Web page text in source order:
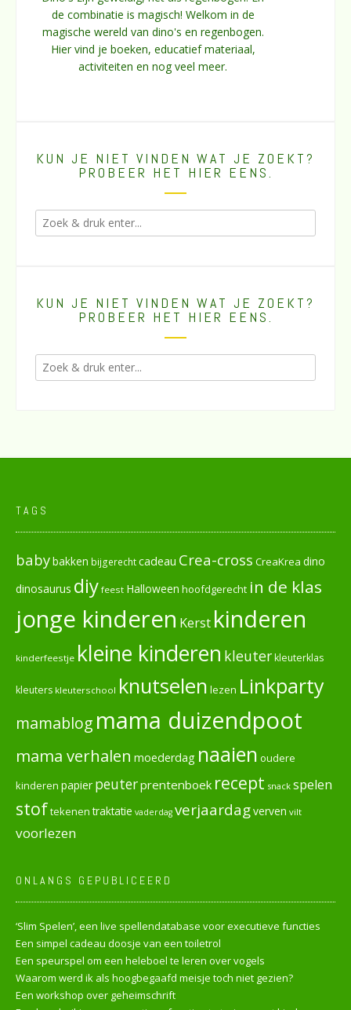
de combinatie is magisch! Welkom in de
magische wereld van dino's en regenbogen.
Hier vind je boeken, educatief materiaal,
activiteiten en nog veel meer.
KUN JE NIET VINDEN WAT JE ZOEKT?
PROBEER HET HIER EENS.
KUN JE NIET VINDEN WAT JE ZOEKT?
PROBEER HET HIER EENS.
TAGS
babybakken bijgerechtcadeau Crea-cross CreaKrea dino
dinosaurus diy feest Halloween hoofdgerecht in de klas
jonge kinderen Kerst kinderen
kinderfeestje kleine kinderen kleuterkleuterklas
kleuters kleuterschool knutselen lezen Linkparty
mamablog mama duizendpoot
mama verhalen moederdag naaien oudere
kinderen papier peuterprentenboek recept snack spelen
stoftekenen traktatie vaderdag verjaardagverven vilt
voorlezen
ONLANGS GEPUBLICEERD
‘Slim Spelen’, een live spellendatabase voor executieve functies
Een simpel cadeau doosje van een toiletrol
Een speurspel om een heleboel te leren over vogels
Waarom werd ik als hoogbegaafd meisje toch niet gezien?
Een workshop over geheimschrift